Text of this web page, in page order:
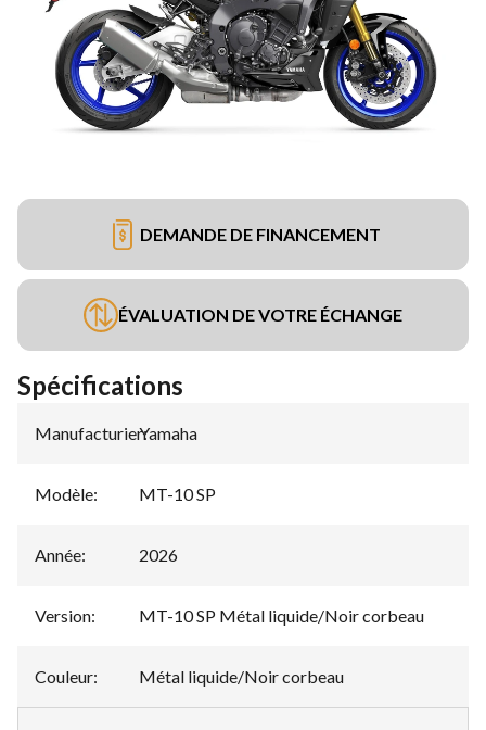
DEMANDE DE FINANCEMENT
ÉVALUATION DE VOTRE ÉCHANGE
Spécifications
Manufacturier:
Yamaha
Modèle: MT-10 SP
Année: 2026
Version: MT-10 SP Métal liquide/Noir corbeau
Couleur: Métal liquide/Noir corbeau